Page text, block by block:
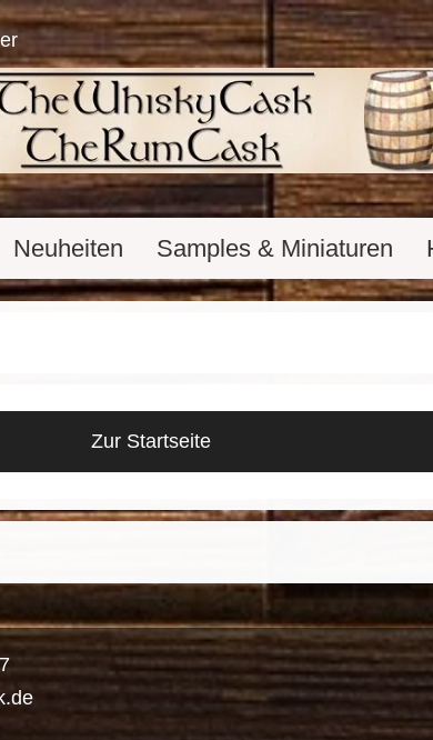
Neuheiten Samples & Miniaturen
Zur Startseite